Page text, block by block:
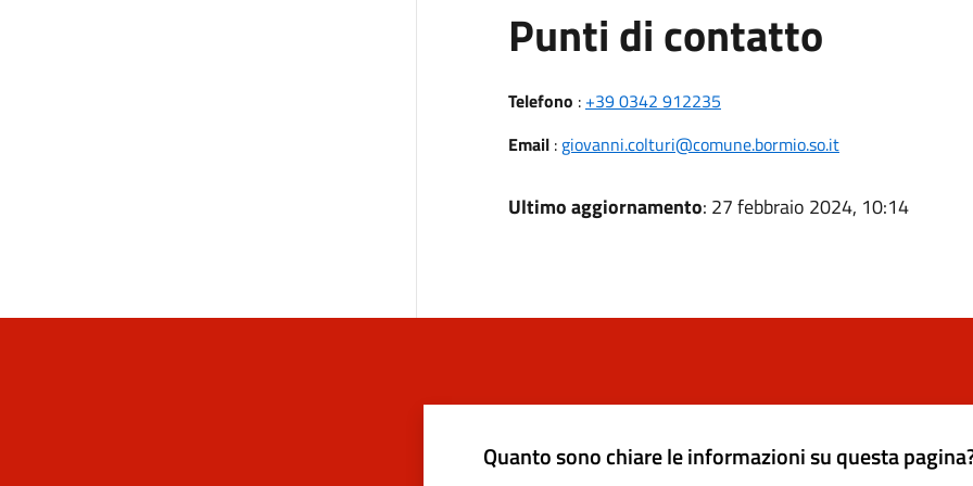
Punti di contatto
Telefono : +39 0342 912235
Email: giovanni.colturi@comune.bormio.so.it
Ultimo aggiornamento: 27 febbraio 2024, 10:14
Quanto sono chiare le informazioni su questa